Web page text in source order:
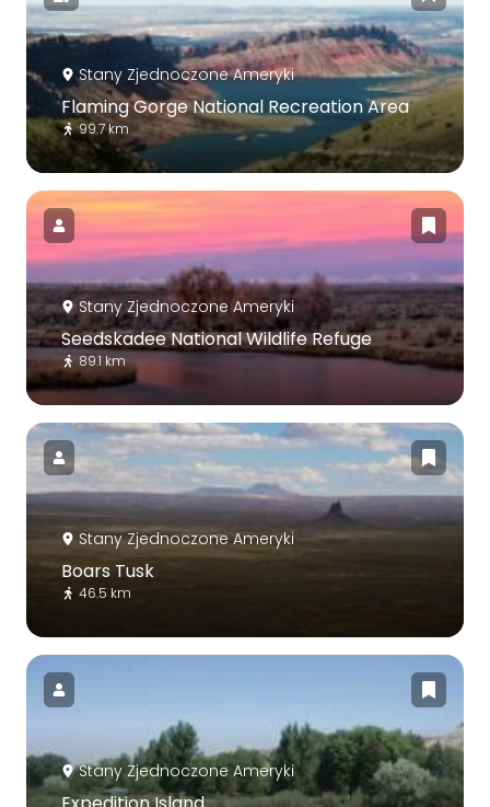
Stany Zjednoczone Ameryki
Flaming Gorge National Recreation Area
99.7 km
Stany Zjednoczone Ameryki
Seedskadee National Wildlife Refuge
89.1 km
Stany Zjednoczone Ameryki
Boars Tusk
46.5 km
Stany Zjednoczone Ameryki